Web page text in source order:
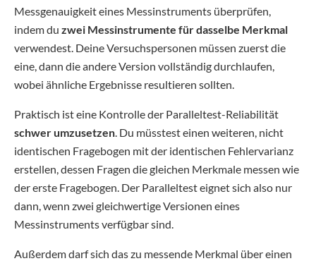
Messgenauigkeit eines Messinstruments überprüfen,
indem du zwei Messinstrumente fürdasselbe Merkmal
verwendest. Deine Versuchspersonen müssen zuerst die
eine, dann die andere Version vollständig durchlaufen,
wobei ähnliche Ergebnisse resultieren sollten.
Praktisch ist eine Kontrolle der Paralleltest-Reliabilität
schwer umzusetzen. Du müsstest einen weiteren, nicht
identischen Fragebogen mit der identischen Fehlervarianz
erstellen, dessen Fragen die gleichen Merkmale messen wie
der erste Fragebogen. Der Paralleltest eignet sich also nur
dann, wenn zwei gleichwertige Versionen eines
Messinstruments verfügbar sind.
Außerdem darf sich das zu messende Merkmal über einen